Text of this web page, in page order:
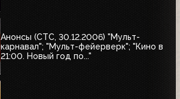
Анонсы (СТС, 30.12.2006) "Мульт-
карнавал"; "Мульт-фейерверк"; "Кино в
21:00. Новый год по..."